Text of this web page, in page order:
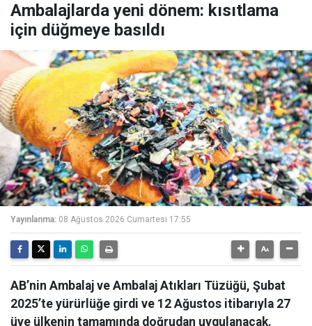
Ambalajlarda yeni dönem: kısıtlama
için düğmeye basıldı
Yayınlanma: 08 Ağustos 2026 Cumartesi 17:55
AB’nin Ambalaj ve Ambalaj Atıkları Tüzüğü, Şubat
2025’te yürürlüğe girdi ve 12 Ağustos itibarıyla 27
üye ülkenin tamamında doğrudan uygulanacak.